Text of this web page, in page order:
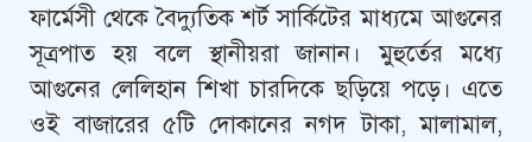
ফার্মেসী থেকে বৈদ্যুতিক শর্ট সার্কিটের মাধ্যমে আগুনের
সূত্রপাত হয় বলে স্থানীয়রা জানান। মুহুর্তের মধ্যে
আগুনের লেলিহান শিখা চারদিকে ছড়িয়ে পড়ে। এতে
ওই বাজারের ৫টি দোকানের নগদ টাকা, মালামাল,